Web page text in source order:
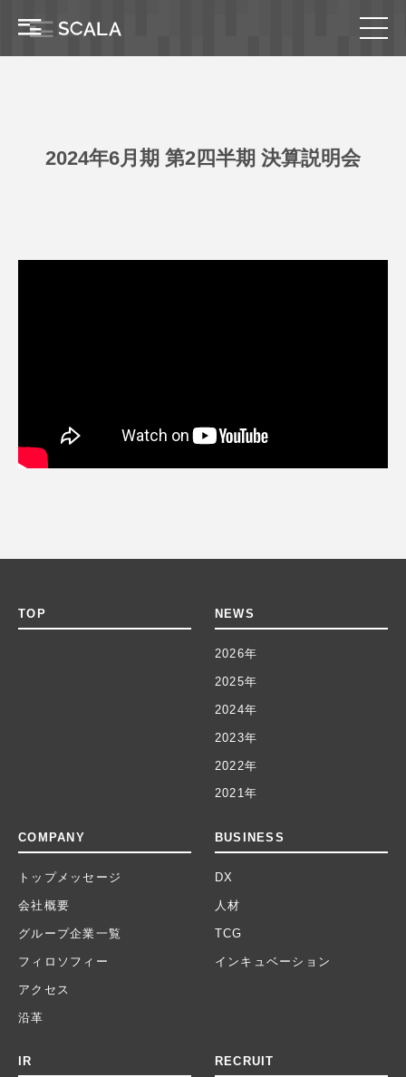
2024年6月期 第2四半期 決算説明会
TOP NEWS
2026年
2025年
2024年
2023年
2022年
2021年
COMPANY
トップメッセージ
会社概要
グループ企業一覧
フィロソフィー
アクセス
沿革
BUSINESS
DX
人材
TCG
インキュベーション
IR RECRUIT